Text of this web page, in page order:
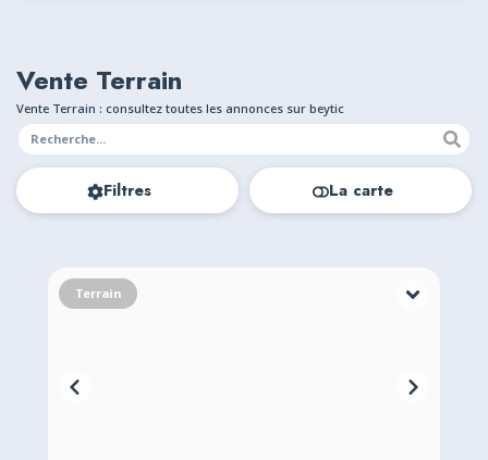
Vente Terrain
Vente Terrain : consultez toutes les annonces sur beytic
Filtres La carte
Terrain